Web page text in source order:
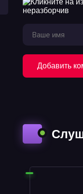
Добавить